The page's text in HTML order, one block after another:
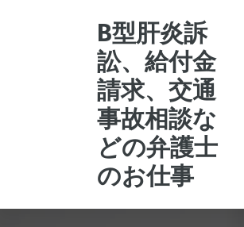
B型肝炎訴
訟、給付金
請求、交通
事故相談な
どの弁護士
のお仕事